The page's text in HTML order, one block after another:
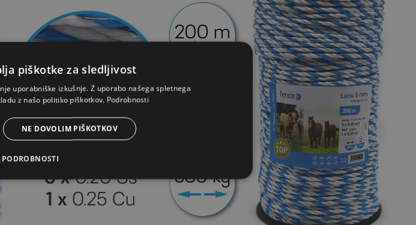
piškotke za sledljivost
uporabniške izkušnje. Z uporabo našega spletnega
z našo politiko piškotkov. Podrobnosti
NE DOVOLIM PIŠKOTKOV